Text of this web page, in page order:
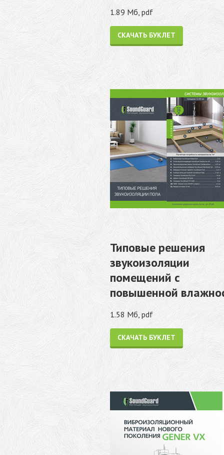
1.89 Мб, pdf
СКАЧАТЬ БУКЛЕТ
Типовые решения
звукоизоляции
помещений с
повышенной
1.58 Мб, pdf
СКАЧАТЬ БУКЛЕТ